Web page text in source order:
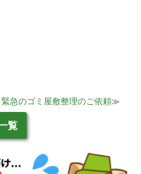
緊急のゴミ屋敷整理のご依頼≫
覧